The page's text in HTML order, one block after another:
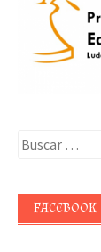
Buscar:
FACEBOOK